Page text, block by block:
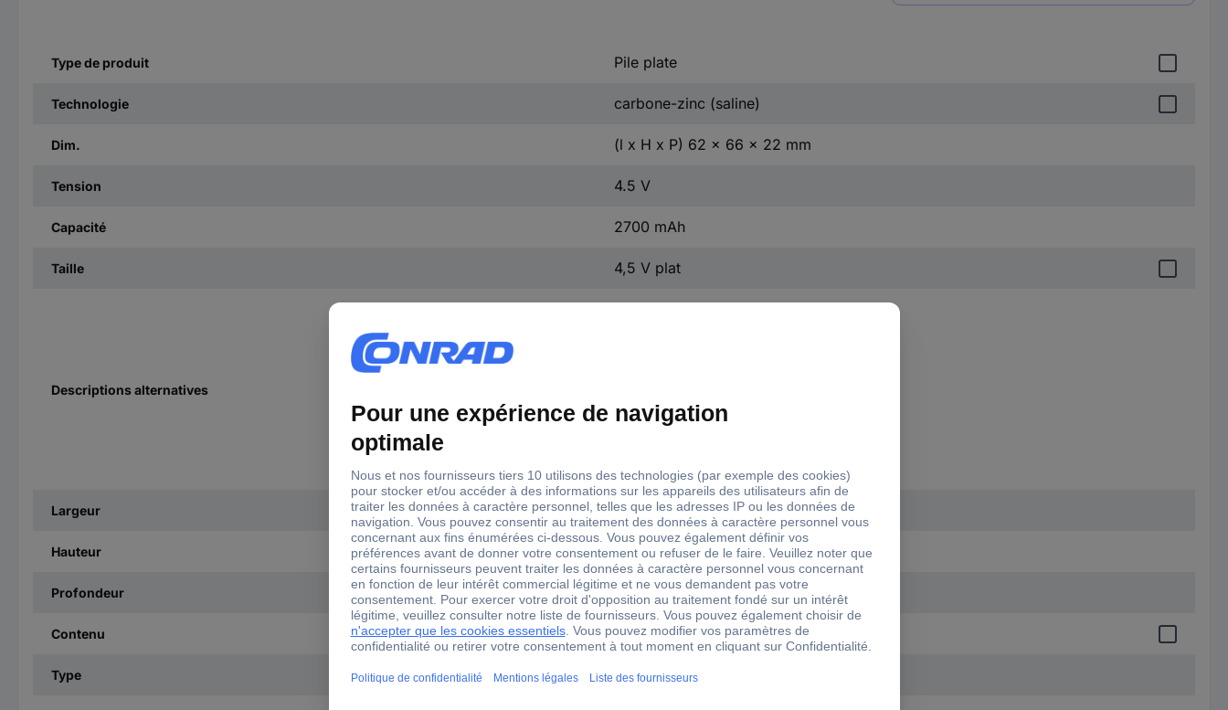
Type de produit Pile plate
Technologie carbone-zinc (saline)
Dim. (l x H x P) 62 x 66 x 22 mm
Tension 4.5 V
Capacité 2700 mAh
Taille 4,5 V plat
Descriptions alternatives
MN1203
312G
4,5 V-os
Largeur 62 mm
Hauteur 66 mm
Profondeur 22 mm
Contenu 1 pc(s)
Type SUPER HEAVY DUTY 4.5V Bli 1